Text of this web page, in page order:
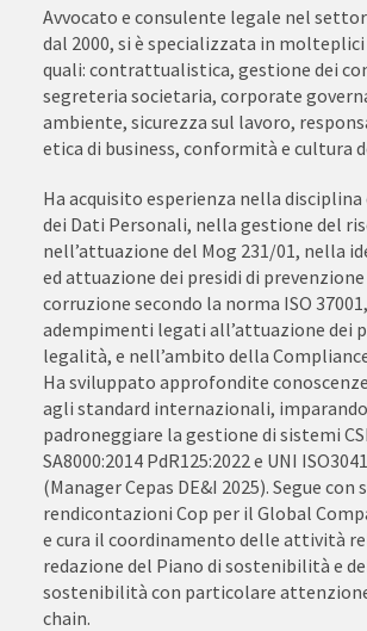
Avvocato e consulente legale nel
dal 2000, si è specializzata in
quali: contrattualistica, gestione dei
segreteria societaria, corporate
ambiente, sicurezza sul lavoro,
etica di business, conformità e cultura
Ha acquisito esperienza nella
dei Dati Personali, nella gestione del
nell’attuazione del Mog 231/01, nella
ed attuazione dei presidi di
corruzione secondo la norma ISO
adempimenti legati all’attuazione dei
legalità, e nell’ambito della
Ha sviluppato approfondite
agli standard internazionali,
padroneggiare la gestione di sistemi
SA8000:2014 PdR125:2022 e UNI
(Manager Cepas DE&I 2025). Segue con
rendicontazioni Cop per il Global
e cura il coordinamento delle attività
redazione del Piano di sostenibilità e
sostenibilità con particolare
chain.